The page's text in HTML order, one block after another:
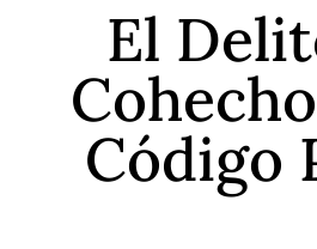
El
Código